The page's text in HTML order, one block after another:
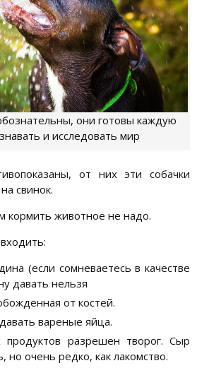
они готовы каждую
и исследовать мир
от них эти собачки
свинок.
кормить животное не надо.
(если сомневаетесь в качестве
давать нельзя
от костей.
вареные яйца.
продуктов разрешен творог. Сыр
но очень редко, как лакомство.